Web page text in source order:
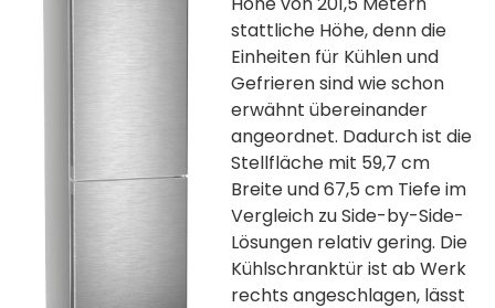
stattliche Höhe, denn die
Einheiten für Kühlen und
Gefrieren sind wie schon
erwähnt übereinander
angeordnet. Dadurch ist die
Stellfläche mit 59,7 cm
Breite und 67,5 cm Tiefe im
Vergleich zu Side-by-Side-
Lösungen relativ gering. Die
Kühlschranktür ist ab Werk
rechts angeschlagen, lässt